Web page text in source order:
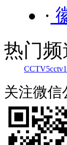
·
热门频
CCTV5
关注微信